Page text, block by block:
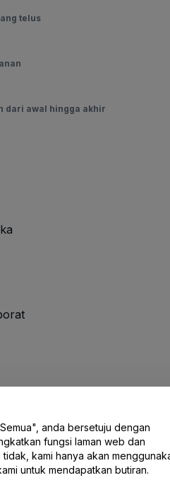
telus
dari awal hingga akhir
Kami
anda bersetuju dengan
fungsi laman web dan
kami hanya akan
untuk mendapatkan butiran.